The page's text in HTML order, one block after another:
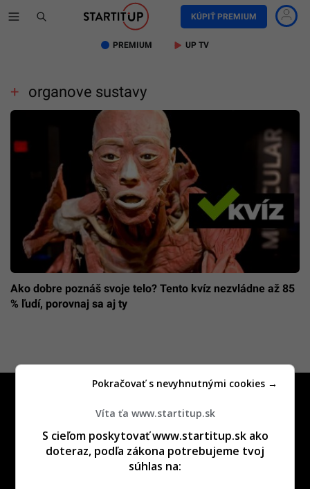
KÚPIŤ PREMIUM
PREMIUM UP TV
organove sustavy
Ako dobre poznáš svoje telo? Tento kvíz nezvládne až 85
% ľudí, porovnaj sa aj ty
Víta ťa www.startitup.sk
S cieľom poskytovať www.startitup.sk ako
doteraz, podľa zákona potrebujeme tvoj
súhlas na:
Pokračovať s nevyhnutnými cookies →